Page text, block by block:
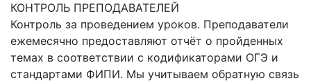
КОНТРОЛЬ ПРЕПОДАВАТЕЛЕЙ
Контроль за проведением уроков. Преподаватели
ежемесячно предоставляют отчёт о пройденных
темах в соответствии с кодификаторами ОГЭ и
стандартами ФИПИ. Мы учитываем обратную связь